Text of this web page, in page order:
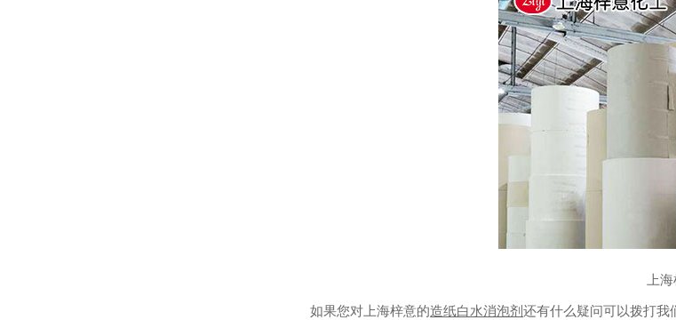
上
如果您对上海梓意的造纸白水消泡剂还有什么疑问可以拨打我